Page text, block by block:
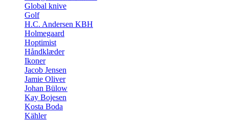
Global knive
Golf
H.C. Andersen KBH
Holmegaard
Hoptimist
Håndklæder
Ikoner
Jacob Jensen
Jamie Oliver
Johan Bülow
Kay Bojesen
Kosta Boda
Kähler